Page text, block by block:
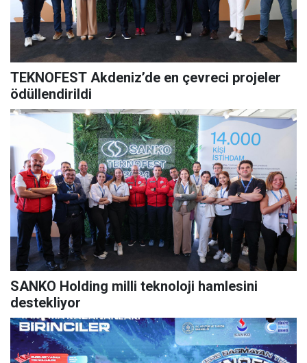
TEKNOFEST Akdeniz’de en çevreci projeler
ödüllendirildi
SANKO Holding milli teknoloji hamlesini
destekliyor